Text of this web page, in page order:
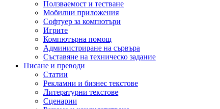
Ползваемост и тестване
Мобилни приложения
Софтуер за компютъри
Игрите
Компютърна помощ
Администриране на сървъра
Съставяне на техническо задание
Писане и преводи
Статии
Рекламни и бизнес текстове
Литературни текстове
Сценарии